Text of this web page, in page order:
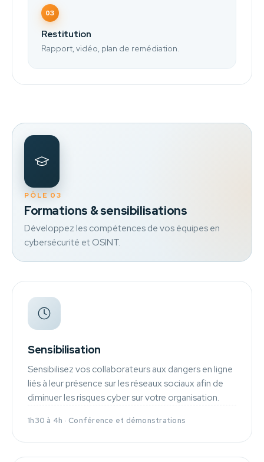
03
Restitution
Rapport, vidéo, plan de remédiation.
PÔLE 03
Formations & sensibilisations
Développez les compétences de vos équipes en
cybersécurité et OSINT.
Sensibilisation
Sensibilisez vos collaborateurs aux dangers en ligne
liés à leur présence sur les réseaux sociaux afin de
diminuer les risques cyber sur votre organisation.
1h30 à 4h · Conférence et démonstrations